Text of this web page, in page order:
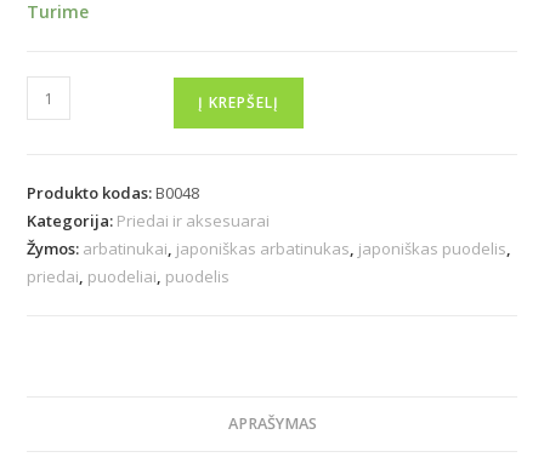
Turime
Į KREPŠELĮ
Produkto kodas:B0048
Kategorija: Priedai ir aksesuarai
Žymos: arbatinukai, japoniškas arbatinukas, japoniškas puodelis,
priedai, puodeliai, puodelis
APRAŠYMAS